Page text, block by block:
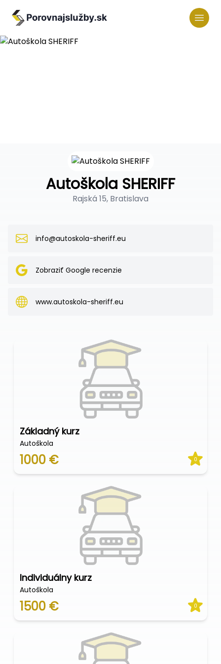
Autoškola SHERIFF
Rajská 15, Bratislava
info@autoskola-sheriff.eu
Zobraziť Google recenzie
www.autoskola-sheriff.eu
Základný kurz
Autoškola
1000 € 0
Individuálny kurz
Autoškola
1500 € 0